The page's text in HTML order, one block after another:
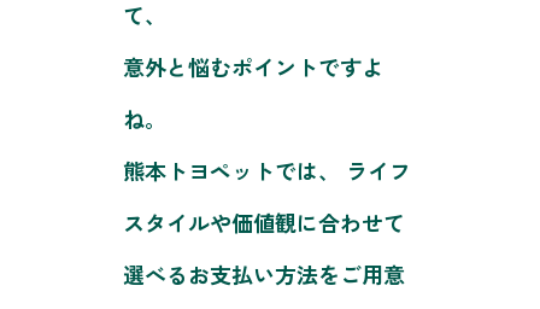
て、
意外と悩むポイントですよ
ね。
熊本トヨペットでは、
ライフ
スタイルや価値観に合わせて
選べるお支払い方法をご用意